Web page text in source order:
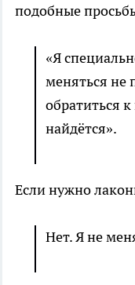
подобные
«Я
меняться не
обратиться
найдётся».
Если нужно
Нет. Я не